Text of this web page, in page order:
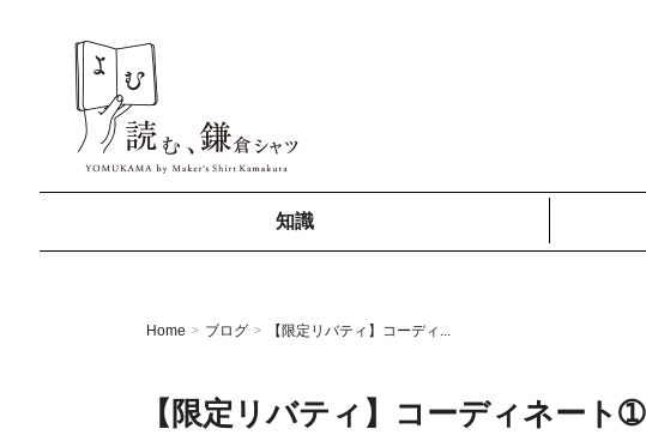
知識
Home > ブログ > 【限定リバティ】コーディ...
【限定リバティ】コーディネート➀